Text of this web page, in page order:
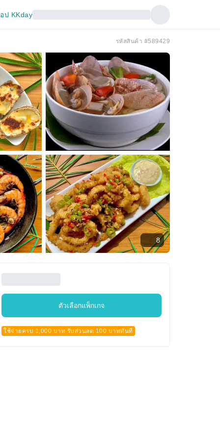
ป KKday
รหัสสินค้า #589429
8
ตัวเลือกแพ็กเกจ
ใช้จ่ายครบ 1,000 บาท รับส่วนลด 100 บาททันที